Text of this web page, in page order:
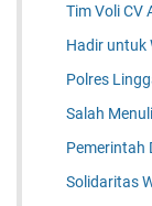
Tim Voli CV
Hadir untuk
Polres
Salah
Pemerintah
Solidaritas